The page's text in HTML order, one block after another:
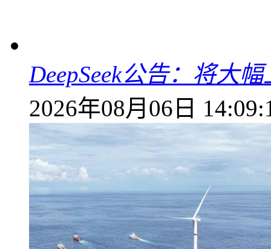
DeepSeek公告：将大
2026年08月06日